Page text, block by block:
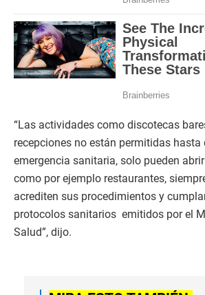
“Las actividades como discotecas
recepciones no están permitidas hasta
emergencia sanitaria, solo pueden
como por ejemplo restaurantes,
acrediten sus procedimientos y
protocolos sanitarios emitidos por el
Salud”, dijo.